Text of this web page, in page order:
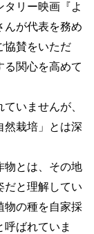
リー映画『よ
んが代表を務め
協賛をいただ
る関心を高めて
いませんが、
然栽培」とは深
とは、その地
だと理解してい
物の種を自家採
ばれていま